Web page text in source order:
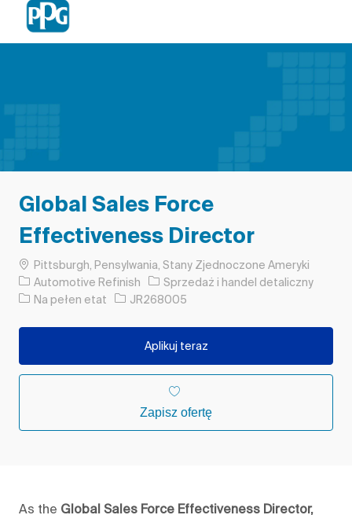
Global Sales Force
Effectiveness Director
Lokalizacja
Pittsburgh, Pensylwania, Stany Zjednoczone Ameryki
Automotive Refinish
Kategoria
Sprzedaż i handel detaliczny
Rodzaj pracy
Na pełen etat Identyfikator zadania
JR268005
Aplikuj teraz
Zapisz ofertę
As the Global Sales Force Effectiveness Director,